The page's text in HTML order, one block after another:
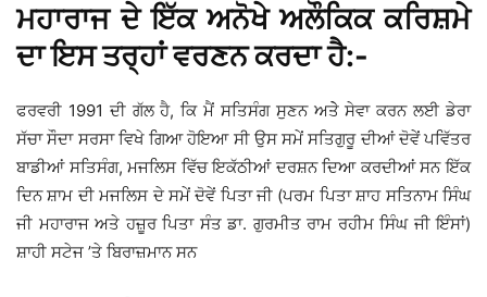
ਮਹਾਰਾਜ ਦੇ ਇੱਕ ਅਨੋਖੇ ਅਲੌਕਿਕ ਕਰਿਸ਼ਮੇ
ਦਾ ਇਸ ਤਰ੍ਹਾਂ ਵਰਣਨ ਕਰਦਾ ਹੈ:-
ਫਰਵਰੀ 1991 ਦੀ ਗੱਲ ਹੈ, ਕਿ ਮੈਂ ਸਤਿਸੰਗ ਸੁਣਨ ਅਤੇੇ ਸੇਵਾ ਕਰਨ ਲਈ ਡੇਰਾ
ਸੱਚਾ ਸੌਦਾ ਸਰਸਾ ਵਿਖੇ ਗਿਆ ਹੋਇਆ ਸੀ ਉਸ ਸਮੇਂ ਸਤਿਗੁਰੂ ਦੀਆਂ ਦੋਵੇਂ ਪਵਿੱਤਰ
ਬਾਡੀਆਂ ਸਤਿਸੰਗ, ਮਜਲਿਸ ਵਿੱਚ ਇਕੱਠੀਆਂ ਦਰਸ਼ਨ ਦਿਆ ਕਰਦੀਆਂ ਸਨ ਇੱਕ
ਦਿਨ ਸ਼ਾਮ ਦੀ ਮਜਲਿਸ ਦੇ ਸਮੇਂ ਦੋਵੇਂ ਪਿਤਾ ਜੀ (ਪਰਮ ਪਿਤਾ ਸ਼ਾਹ ਸਤਿਨਾਮ ਸਿੰਘ
ਜੀ ਮਹਾਰਾਜ ਅਤੇ ਹਜ਼ੂਰ ਪਿਤਾ ਸੰਤ ਡਾ. ਗੁਰਮੀਤ ਰਾਮ ਰਹੀਮ ਸਿੰਘ ਜੀ ਇੰਸਾਂ)
ਸ਼ਾਹੀ ਸਟੇਜ ’ਤੇ ਬਿਰਾਜ਼ਮਾਨ ਸਨ